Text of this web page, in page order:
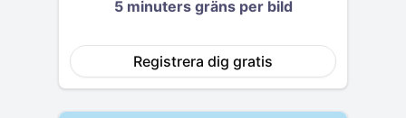
5 minuters gräns per bild
Registrera dig gratis